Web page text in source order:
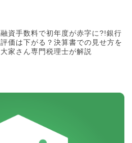
融資手数料で初年度が赤字に?!銀行
評価は下がる？決算書での見せ方を
大家さん専門税理士が解説